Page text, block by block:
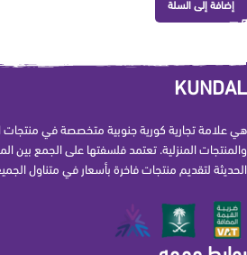
إضافة إلى السلة
KUNDAL
هي علامة تجارية كورية جنوبية متخصصة في منتجات
والمنتجات المنزلية. تعتمد فلسفتها على الجمع بين
الحديثة لتقديم منتجات فاخرة بأسعار في متناول